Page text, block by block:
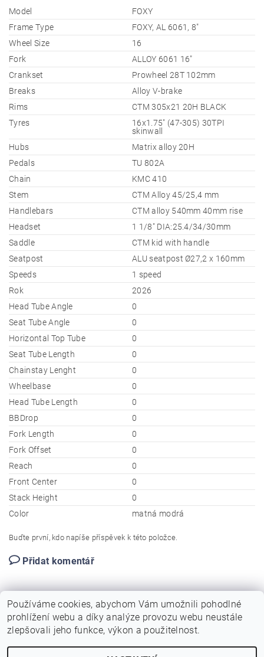
Model
FOXY
Frame Type
FOXY, AL 6061, 8"
Wheel Size
16
Fork
ALLOY 6061 16"
Crankset
Prowheel 28T 102mm
Breaks
Alloy V-brake
Rims
CTM 305x21 20H BLACK
Tyres
16x1.75" (47-305) 30TPI
skinwall
Hubs
Matrix alloy 20H
Pedals
TU 802A
Chain
KMC 410
Stem
CTM Alloy 45/25,4 mm
Handlebars
CTM alloy 540mm 40mm rise
Headset
1 1/8" DIA:25.4/34/30mm
Saddle
CTM kid with handle
Seatpost
ALU seatpost Ø27,2 x 160mm
Speeds
1 speed
Rok
2026
Head Tube Angle
0
Seat Tube Angle
0
Horizontal Top Tube
0
Seat Tube Length
0
Chainstay Lenght
0
Wheelbase
0
Head Tube Length
0
BBDrop
0
Fork Length
0
Fork Offset
0
Reach
0
Front Center
0
Stack Height
0
Color
matná modrá
Buďte první, kdo napíše příspěvek k této položce.
Přidat komentář
Používáme cookies, abychom Vám umožnili pohodlné
prohlížení webu a díky analýze provozu webu neustále
zlepšovali jeho funkce, výkon a použitelnost.